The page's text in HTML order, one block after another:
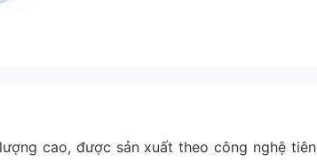
cao, được sản xuất theo công nghệ tiên